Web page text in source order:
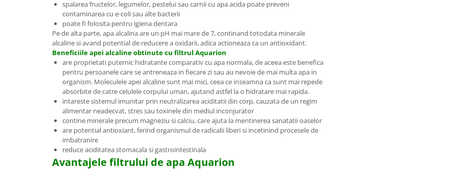
spalarea fructelor, legumelor, pestelui sau carnii cu apa acida poate preveni
contaminarea cu e-coli sau alte bacterii
poate fi folosita pentru igiena dentara
Pe de alta parte, apa alcalina are un pH mai mare de 7, continand totodata minerale
alcaline si avand potential de reducere a oxidarii, adica actioneaza ca un antioxidant.
Beneficiile apei alcaline obtinute cu filtrul Aquarion
are proprietati puternic hidratante comparativ cu apa normala, de aceea este benefica
pentru persoanele care se antreneaza in fiecare zi sau au nevoie de mai multa apa in
organism. Moleculele apei alcaline sunt mai mici, ceea ce inseamna ca sunt mai repede
absorbite de catre celulele corpului uman, ajutand astfel la o hidratare mai rapida.
intareste sistemul imunitar prin neutralizarea aciditatii din corp, cauzata de un regim
alimentar neadecvat, stres sau toxinele din mediul inconjurator
contine minerale precum magneziu si calciu, care ajuta la mentinerea sanatatii oaselor
are potential antioxiant, ferind organismul de radicalii liberi si incetinind procesele de
imbatranire
reduce aciditatea stomacala si gastrointestinala
Avantajele filtrului de apa Aquarion